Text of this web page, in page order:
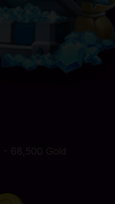
- 68,500 Gold